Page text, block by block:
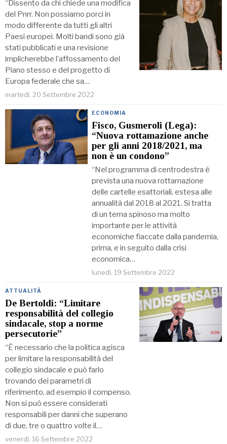
“Dissento da chi chiede una modifica
del Pnrr. Non possiamo porci in
modo differente da tutti gli altri
Paesi europei. Molti bandi sono già
stati pubblicati e una revisione
implicherebbe l’affossamento del
Piano stesso e del progetto di
Europa federale che sa…
martedì, 20 Settembre 2022
ECONOMIA
Fisco, Gusmeroli (Lega):
“Nuova rottamazione anche
per gli anni 2018/2021, ma
non è un condono”
“Nel programma di centrodestra è
prevista una nuova rottamazione
delle cartelle esattoriali, estesa alle
annualità dal 2018 al 2021. Si tratta
di un tema spinoso ma molto
importante per le attività
economiche fiaccate dalla pandemia,
prima, e in seguito dalla crisi
economica…
lunedì, 19 Settembre 2022
ATTUALITÀ
De Bertoldi: “Limitare
responsabilità del collegio
sindacale, stop a norme
persecutorie”
“È necessario che la politica agisca
per limitare la responsabilità del
collegio sindacale e può farlo
trovando dei parametri di
riferimento, ad esempio il compenso.
Non si può essere considerati
responsabili per danni che superano
di due, tre o quattro volte il…
venerdì, 16 Settembre 2022